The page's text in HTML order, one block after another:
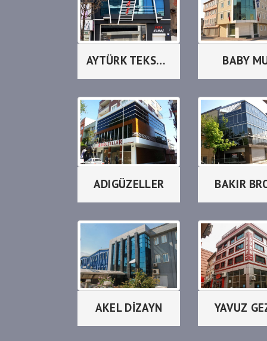
AYTÜRK TEKSTİL BABY
ADIGÜZELLER BAKIR
AKEL DİZAYN YAVUZ